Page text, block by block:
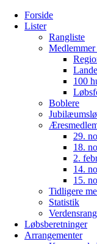
Forside
Lister
Rangliste
Lande
100
Boblere
29.
18.
2.
14.
15.
Tidligere
Statistik
Løbsberetninger
Arrangementer